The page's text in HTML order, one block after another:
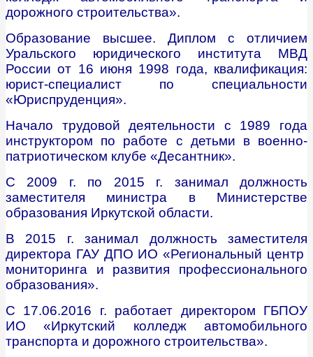
дорожного строительства».
Образование высшее. Диплом с отличием
Уральского юридического института МВД
России от 16 июня 1998 года, квалификация:
юрист-специалист по специальности
«Юриспруденция».
Начало трудовой деятельности с 1989 года
инструктором по работе с детьми в военно-
патриотическом клубе «Десантник».
С 2009 г. по 2015 г. занимал должность
заместителя министра в Министерстве
образования Иркутской области.
В 2015 г. занимал должность заместителя
директора ГАУ ДПО ИО «Региональный центр
мониторинга и развития профессионального
образования».
С 17.06.2016 г. работает директором ГБПОУ
ИО «Иркутский колледж автомобильного
транспорта и дорожного строительства».